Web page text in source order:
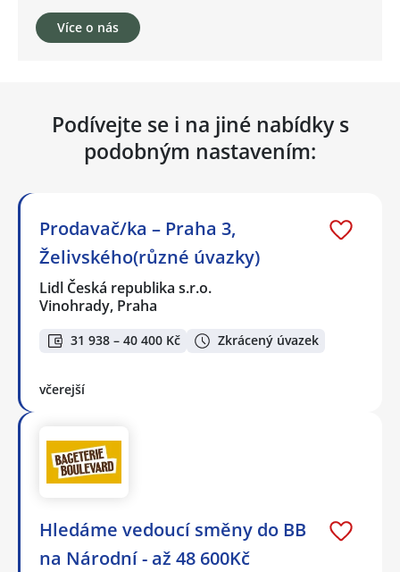
Více o nás
Podívejte se i na jiné nabídky s
podobným nastavením:
Prodavač/ka – Praha 3,
Želivského(různé úvazky)
Lidl Česká republika s.r.o.
Vinohrady, Praha
31 938 – 40 400 Kč Zkrácený úvazek
včerejší
Hledáme vedoucí směny do BB
na Národní - až 48 600Kč